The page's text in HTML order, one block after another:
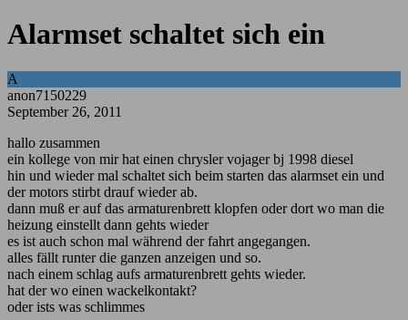
Alarmset schaltet sich ein
A
anon7150229
September 26, 2011
hallo zusammen
ein kollege von mir hat einen chrysler vojager bj 1998 diesel
hin und wieder mal schaltet sich beim starten das alarmset ein und
der motors stirbt drauf wieder ab.
dann muß er auf das armaturenbrett klopfen oder dort wo man die
heizung einstellt dann gehts wieder
es ist auch schon mal während der fahrt angegangen.
alles fällt runter die ganzen anzeigen und so.
nach einem schlag aufs armaturenbrett gehts wieder.
hat der wo einen wackelkontakt?
oder ists was schlimmes